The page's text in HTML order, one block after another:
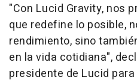
"Con Lucid Gravity, nos
que redefine lo posible,
rendimiento, sino
en la vida cotidiana",
presidente de Lucid para